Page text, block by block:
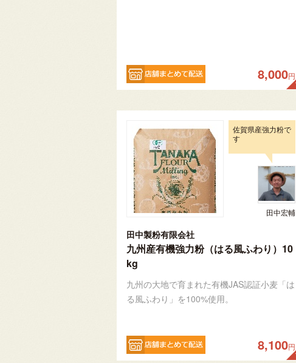
8,000円
佐賀県産強力粉で
す
田中宏輔
田中製粉有限会社
九州産有機強力粉（はる風ふわり）10
kg
九州の大地で育まれた有機JAS認証小麦「は
る風ふわり」を100%使用。
8,100円